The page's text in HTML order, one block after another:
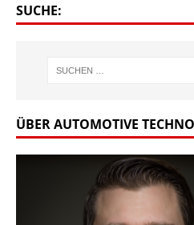
SUCHE:
ÜBER AUTOMOTIVE